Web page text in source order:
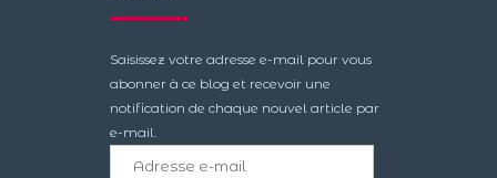
Saisissez votre adresse e-mail pour vous
abonner à ce blog et recevoir une
notification de chaque nouvel article par
e-mail.